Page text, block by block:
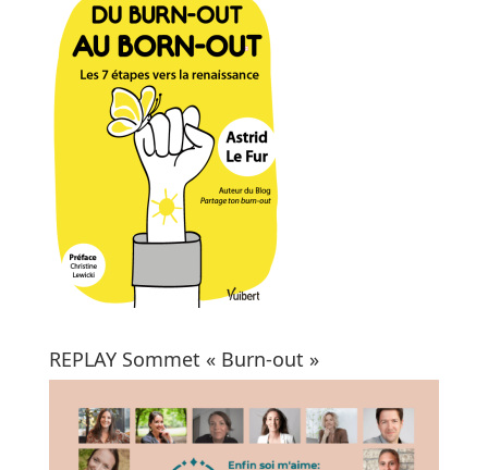
REPLAY Sommet « Burn-out »